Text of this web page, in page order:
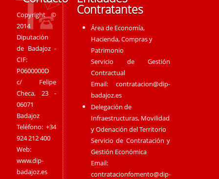
Copyright ©
2014
Diputación
de Badajoz -
CIF:
P0600000D
c/ Felipe
Checa, 23 -
06071
Badajoz
Teléfono: +34
924 212 400
Web:
www.dip-
badajoz.es
Contratantes
Área de Economía,
Hacienda, Compras y
Patrimonio
Servicio de Gestión
Contractual
Email:contratacion@dip-
badajoz.es
Delegación de
Infraestructuras, Movilidad
y Odenación del Territorio
Servicio de Contratación y
Gestión Económica
Email:
contratacionfomento@dip-